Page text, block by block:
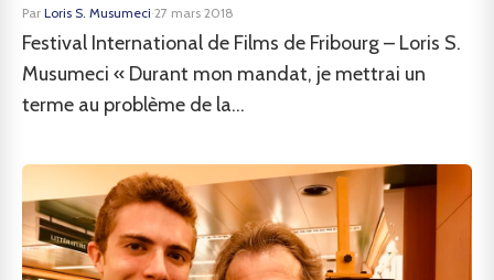
Par Loris S. Musumeci·27 mars 2018
Festival International de Films de Fribourg – Loris S.
Musumeci « Durant mon mandat, je mettrai un
terme au problème de la...